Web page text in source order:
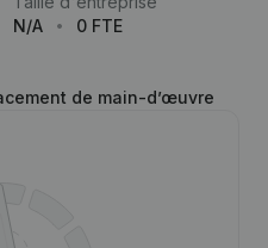
N/A
0 FTE
de main-d’œuvre